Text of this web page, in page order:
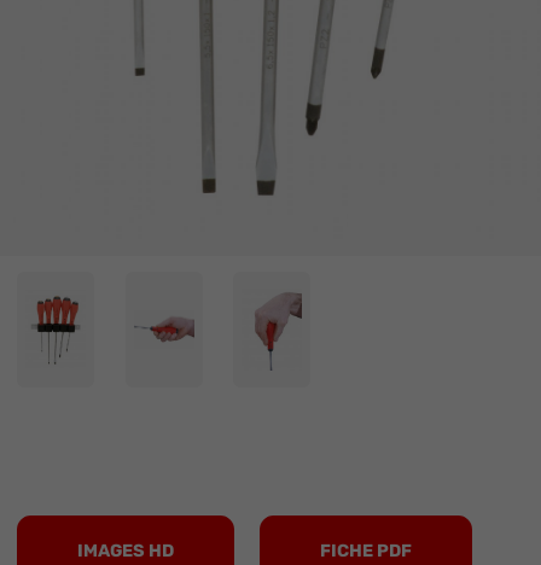
IMAGES HD FICHE PDF